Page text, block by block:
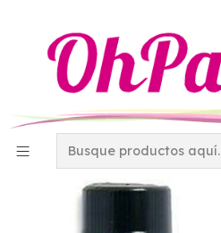
Sabor pistache pistacho Lorann